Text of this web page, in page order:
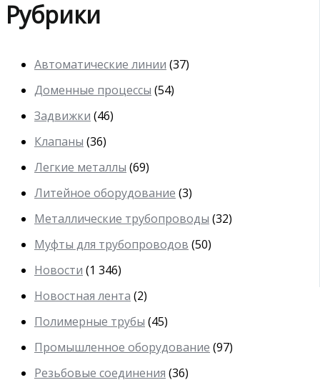
Рубрики
Автоматические линии (37)
Доменные процессы (54)
Задвижки (46)
Клапаны (36)
Легкие металлы (69)
Литейное оборудование (3)
Металлические трубопроводы (32)
Муфты для трубопроводов (50)
Новости (1 346)
Новостная лента (2)
Полимерные трубы (45)
Промышленное оборудование (97)
Резьбовые соединения (36)